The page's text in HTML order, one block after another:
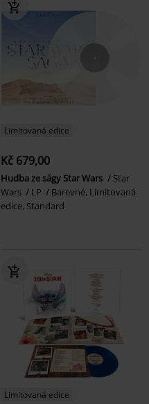
Limitovaná edice
Kč 679,00
Hudba ze ságy Star Wars
Star
Wars
LP
Barevné, Limitovaná
edice, Standard
Limitovaná edice